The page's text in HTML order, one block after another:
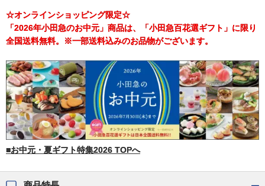
☆オンラインショッピング限定☆
「2026年小田急のお中元」商品は、「小田急百花選ギフト」に限り
全国送料無料。※一部送料込みのお品物がございます。
■お中元・夏ギフト特集2026 TOPへ